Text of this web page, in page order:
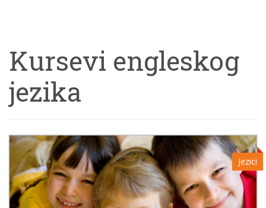
Kursevi engleskog
jezika
Jezici